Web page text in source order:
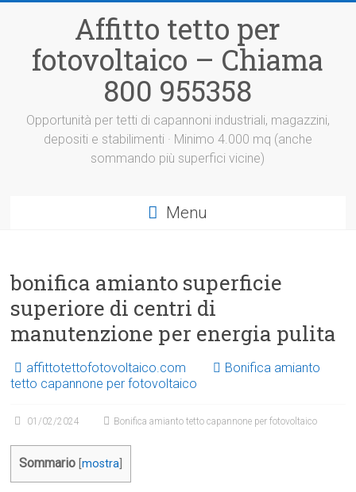
Affitto tetto per
fotovoltaico – Chiama
800 955358
Opportunità per tetti di capannoni industriali, magazzini,
depositi e stabilimenti · Minimo 4.000 mq (anche
sommando più superfici vicine)
Menu
bonifica amianto superficie
superiore di centri di
manutenzione per energia pulita
affittotettofotovoltaico.com
Bonifica amianto
tetto capannone per fotovoltaico
01/02/2024 Bonifica amianto tetto capannone per fotovoltaico
Sommario [mostra